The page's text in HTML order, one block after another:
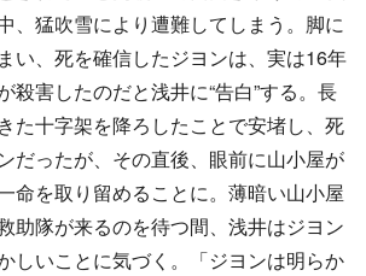
、猛吹雪により遭難してしまう。脚に
い、死を確信したジヨンは、実は16年
殺害したのだと浅井に“告白”する。長
た十字架を降ろしたことで安堵し、死
だったが、その直後、眼前に山小屋が
命を取り留めることに。薄暗い山小屋
助隊が来るのを待つ間、浅井はジヨン
しいことに気づく。「ジヨンは明らか